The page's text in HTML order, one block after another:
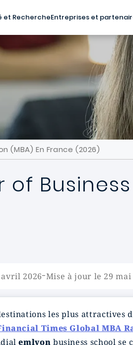
et RechercheEntreprises et
(MBA) En France (2026)
of
2026-Mise à jour le 29 mai
les plus
Times Global MBA
emlyon business school se